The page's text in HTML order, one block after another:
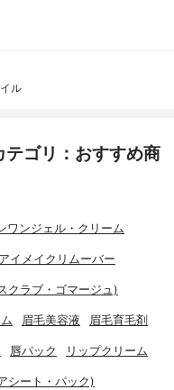
ル
ゴリ：おすすめ商
ワンジェル・クリーム
アイメイクリムーバー
クラブ・ゴマージュ)
眉毛美容液 眉毛育毛剤
唇パック リップクリーム
シート・パック)